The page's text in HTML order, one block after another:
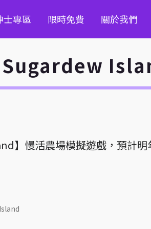
士專區 限時免費 關於我們
Sugardew
】慢活農場模擬遊戲，預計明